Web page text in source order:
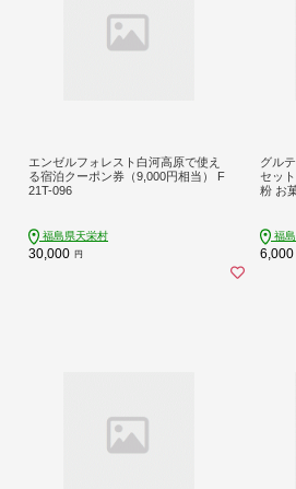
エンゼルフォレスト白河高原で使え
る宿泊クーポン券（9,000円相当） F
21T-096
福島県天栄村
30,000 円
グル
セッ
粉 お
福
6,000